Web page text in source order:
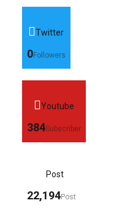
Twitter
0Followers
Youtube
384Subscriber
Post
22,194Post